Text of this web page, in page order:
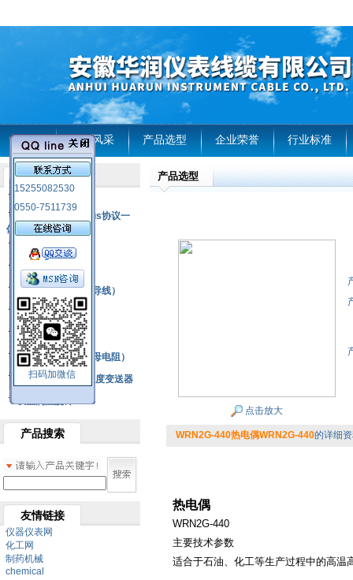
首页 企业风采 产品选型 企业荣誉 行业标准
15255082530
0550-7511739
扫码加微信
产品列表
RS485通讯modbus协议一
体化现场智能仪表
热电偶
压力式温度计
热电偶补偿电缆（导线）
振动传感器
热电阻
铂热电阻元件（云母电阻）
SBW系列一体化温度变送器
双金属温度计
产品搜索
友情链接
仪器仪表网
化工网
制药机械
chemical
产品选型
点击放大
WRN2G-440热电偶WRN2G-440的详细
热电偶
WRN2G-440
主要技术参数
适合于石油、化工等生产过程中的高温